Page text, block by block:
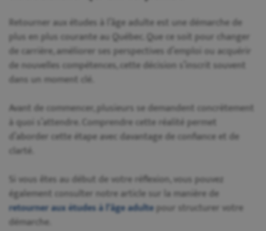
Retourner aux études à l’âge adulte est une démarche de
plus en plus courante au Québec. Que ce soit pour changer
de carrière, améliorer ses perspectives d’emploi ou acquérir
de nouvelles compétences, cette décision s’inscrit souvent
dans un moment clé.
Avant de commencer, plusieurs se demandent concrètement
à quoi s’attendre. Comprendre cette réalité permet
d’aborder cette étape avec davantage de confiance et de
clarté.
Si vous êtes au début de votre réflexion, vous pouvez
également consulter notre article sur la manière de
retourner aux études à l’âge adultepour structurer votre
démarche.